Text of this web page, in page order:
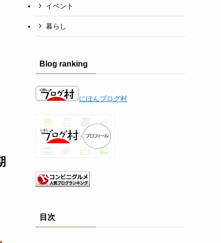
イベント
暮らし
Blog ranking
にほんブログ村
目次